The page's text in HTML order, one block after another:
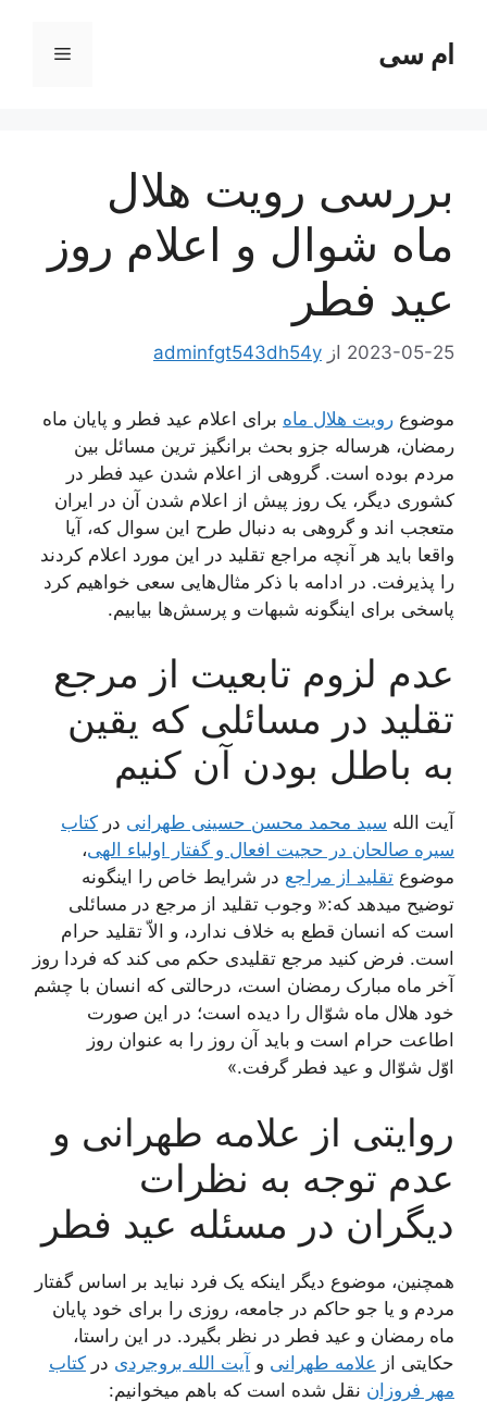
محتواام سی فهرست
بررسی رویت هلال
ماه شوال و اعلام روز
عید فطر
2023-05-25 از adminfgt543dh54y
موضوع رویت هلال ماه برای اعلام عید فطر و پایان ماه
رمضان، هرساله جزو بحث برانگیز ترین مسائل بین
مردم بوده است. گروهی از اعلام شدن عید فطر در
کشوری دیگر، یک روز پیش از اعلام شدن آن در ایران
متعجب اند و گروهی به دنبال طرح این سوال که، آیا
واقعا باید هر آنچه مراجع تقلید در این مورد اعلام کردند
را پذیرفت. در ادامه با ذکر مثال‌هایی سعی خواهیم کرد
پاسخی برای اینگونه شبهات و پرسش‌ها بیابیم.
عدم لزوم تابعیت از مرجع
تقلید در مسائلی که یقین
به باطل بودن آن کنیم
آیت الله سید محمد محسن حسینی طهرانی در کتاب
سیره صالحان در حجیت افعال و گفتار اولیاء الهی،
موضوع تقلید از مراجع در شرایط خاص را اینگونه
توضیح میدهد که:« وجوب تقلید از مرجع در مسائلی
است که انسان قطع به خلاف ندارد، و الاّ تقلید حرام
است. فرض کنید مرجع تقلیدی حکم می کند که فردا روز
آخر ماه مبارک رمضان است، درحالتی که انسان با چشم
خود هلال ماه شوّال را دیده است؛ در این صورت
اطاعت حرام است و باید آن روز را به عنوان روز
اوّل شوّال و عید فطر گرفت.»
روایتی از علامه طهرانی و
عدم توجه به نظرات
دیگران در مسئله عید فطر
همچنین، موضوع دیگر اینکه یک فرد نباید بر اساس گفتار
مردم و یا جو حاکم در جامعه، روزی را برای خود پایان
ماه رمضان و عید فطر در نظر بگیرد. در این راستا،
حکایتی از علامه طهرانی و آیت الله بروجردی در کتاب
مهر فروزان نقل شده است که باهم میخوانیم: